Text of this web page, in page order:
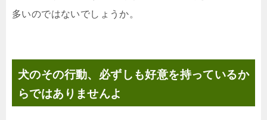
多いのではないでしょうか。
犬のその行動、必ずしも好意を持っているか
らではありませんよ